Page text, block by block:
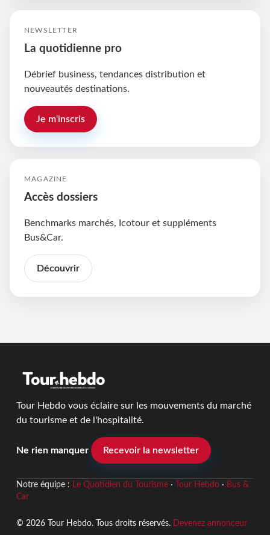
NEWSLETTER
La quotidienne pro
Débrief business, tendances distribution et
nouveautés destinations.
Je m'inscris
MAGAZINE
Accès dossiers
Benchmarks marchés, Icotour et suppléments
Bus&Car.
Découvrir
Tour Hebdo vous éclaire sur les mouvements du marché
du tourisme et de l'hospitalité.
Ne rien manquer Recevoir la newsletter
Notre équipe : Le Quotidien du Tourisme· Tour Hebdo· Bus &
Car
© 2026 Tour Hebdo. Tous droits réservés. Devenez annonceur